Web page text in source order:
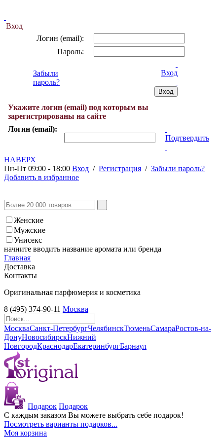
Вход
Логин (email):
Пароль:
Забыли
пароль?
Вход
Укажите логин (email) под которым вы
зарегистрированы на сайте
Логин (email):
Подтвердить
НАВЕРХ
Пн-Пт 09:00 - 18:00 Вход / Регистрация / Забыли пароль?
Добавить в избранное
Женские
Мужские
Унисекс
начните вводить название аромата или бренда
Главная
Доставка
Контакты
Оригинальная парфюмерия и косметика
8 (495) 374-90-11 Москва
МоскваСанкт-ПетербургЧелябинскТюменьСамараРостов-на-
ДонуНовосибирскНижний
НовгородКраснодарЕкатеринбургБарнаул
Подарок Подарок
С каждым заказом Вы можете выбрать себе подарок!
Посмотреть варианты подарков...
Моя корзина